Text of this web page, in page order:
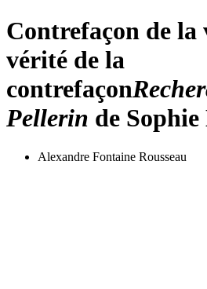
Contrefaçon de la
vérité de la
contrefaçon
Pellerin de Sophie
Alexandre Fontaine Rousseau